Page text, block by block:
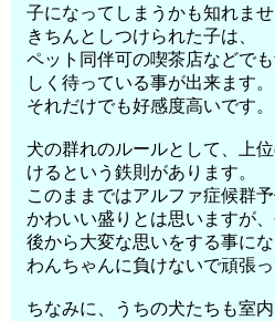
子になってしまうかも知れませ
きちんとしつけられた子は、
ペット同伴可の喫茶店などで
しく待っている事が出来ます。
それだけでも好感度高いです。
犬の群れのルールとして、上
けるという鉄則があります。
このままではアルファ症候群予
かわいい盛りとは思いますが
後から大変な思いをする事にな
わんちゃんに負けないで頑張っ
ちなみに、うちの犬たちも室